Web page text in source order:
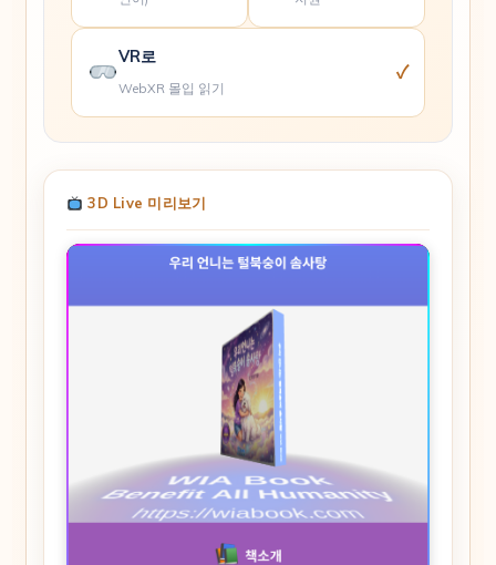
VR로
WebXR 몰입 읽기
✓
3D Live 미리보기